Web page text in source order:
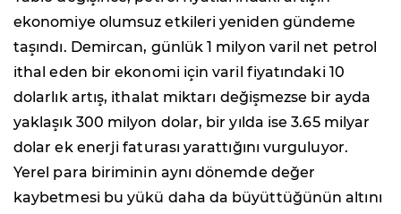
ekonomiye olumsuz etkileri yeniden gündeme
taşındı. Demircan, günlük 1 milyon varil net petrol
ithal eden bir ekonomi için varil fiyatındaki 10
dolarlık artış, ithalat miktarı değişmezse bir ayda
yaklaşık 300 milyon dolar, bir yılda ise 3.65 milyar
dolar ek enerji faturası yarattığını vurguluyor.
Yerel para biriminin aynı dönemde değer
kaybetmesi bu yükü daha da büyüttüğünün altını